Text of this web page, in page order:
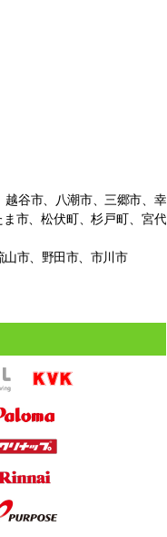
谷市、八潮市、三郷市、幸
市、松伏町、杉戸町、宮代
山市、野田市、市川市